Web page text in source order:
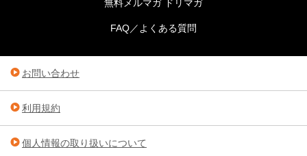
無料メルマガ ドリマガ
FAQ／よくある質問
お問い合わせ
利用規約
個人情報の取り扱いについて